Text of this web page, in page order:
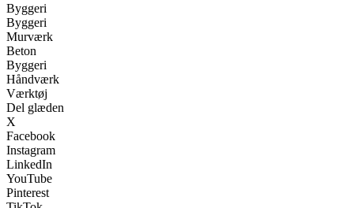
Byggeri
Byggeri
Murværk
Beton
Byggeri
Håndværk
Værktøj
Del glæden
X
Facebook
Instagram
LinkedIn
YouTube
Pinterest